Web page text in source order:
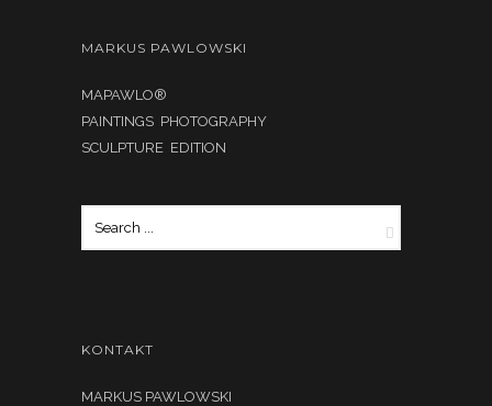
MARKUS PAWLOWSKI
MAPAWLO®
PAINTINGS PHOTOGRAPHY
SCULPTURE EDITION
KONTAKT
MARKUS PAWLOWSKI